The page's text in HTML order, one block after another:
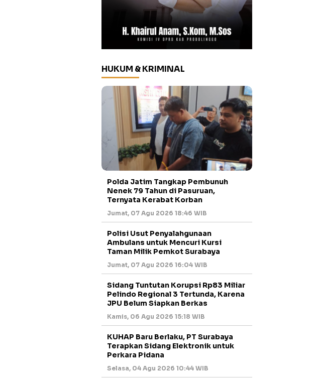
HUKUM & KRIMINAL
Polda Jatim Tangkap Pembunuh
Nenek 79 Tahun di Pasuruan,
Ternyata Kerabat Korban
Jumat, 07 Agu 2026 18:46 WIB
Polisi Usut Penyalahgunaan
Ambulans untuk Mencuri Kursi
Taman Milik Pemkot Surabaya
Jumat, 07 Agu 2026 16:04 WIB
Sidang Tuntutan Korupsi Rp83 Miliar
Pelindo Regional 3 Tertunda, Karena
JPU Belum Siapkan Berkas
Kamis, 06 Agu 2026 15:18 WIB
KUHAP Baru Berlaku, PT Surabaya
Terapkan Sidang Elektronik untuk
Perkara Pidana
Selasa, 04 Agu 2026 10:44 WIB